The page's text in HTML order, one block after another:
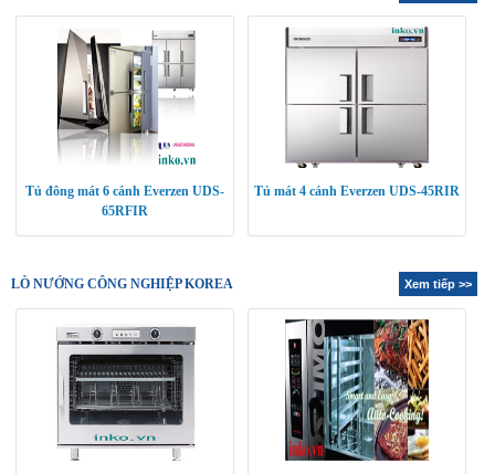
Tủ đông mát 6 cánh Everzen UDS-
65RFIR
Tủ mát 4 cánh Everzen UDS-45RIR
LÒ NƯỚNG CÔNG NGHIỆP KOREA Xem tiếp >>